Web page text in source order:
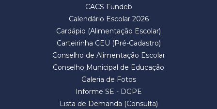
CACS Fundeb
Calendário Escolar 2026
Cardápio (Alimentação Escolar)
Carteirinha CEU (Pré-Cadastro)
Conselho de Alimentação Escolar
Conselho Municipal de Educação
Galeria de Fotos
Informe SE - DGPE
Lista de Demanda (Consulta)